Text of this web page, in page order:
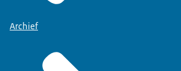
Archief